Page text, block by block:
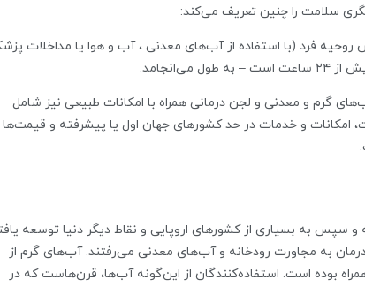
روحیه فرد (با استفاده از آب‌های معدنی ، آب و هوا یا مداخلات
گرم و معدنی و لجن درمانی همراه با امکانات طبیعی نیز شامل
و خدمات در حد کشور‌های جهان اول یا پیشرفته و قیمت‌ها
سپس به بسیاری از کشور‌های اروپایی و نقاط دیگر دنیا توسعه‌
درمان به مجاورت رودخانه و آب‌های معدنی می‌رفتند. آب‌‌های گرم از
بوده است. استفاده‌‌کنندگان از این‌گونه آب‌ها، قرن‌هاست که در